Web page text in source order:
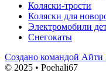
Коляски-трости
Коляски для
Электромобили
Снегокаты
Создано командой Айти
© 2025 • Poehali67